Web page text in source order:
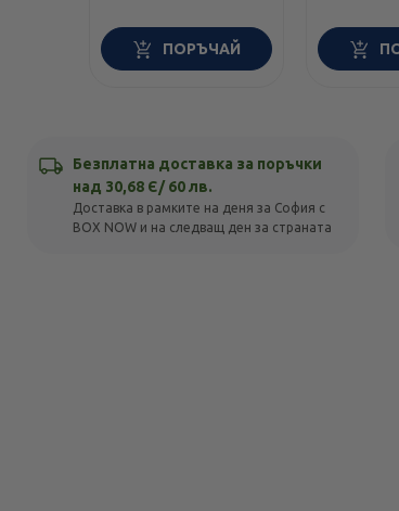
ПОРЪЧАЙ
Безплатна доставка за поръчки
над 30,68 Є/ 60 лв.
Доставка в рамките на деня за София с
BOX NOW и на следващ ден за страната